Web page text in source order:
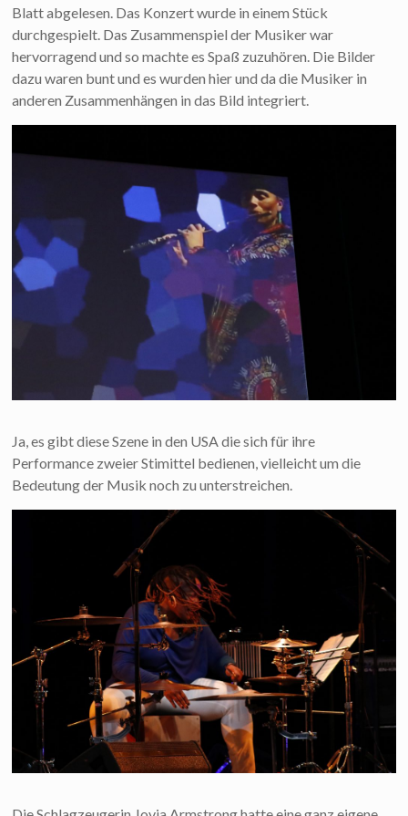
Blatt abgelesen. Das Konzert wurde in einem Stück
durchgespielt. Das Zusammenspiel der Musiker war
hervorragend und so machte es Spaß zuzuhören. Die Bilder
dazu waren bunt und es wurden hier und da die Musiker in
anderen Zusammenhängen in das Bild integriert.
Ja, es gibt diese Szene in den USA die sich für ihre
Performance zweier Stimittel bedienen, vielleicht um die
Bedeutung der Musik noch zu unterstreichen.